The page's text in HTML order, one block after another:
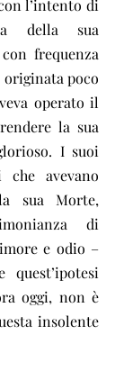
l’intento di
della sua
frequenza
poco
operato il
la sua
I suoi
che avevano
sua Morte,
di
e odio –
oggi, non è
insolente